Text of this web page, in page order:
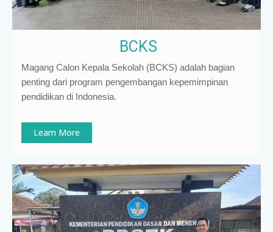
BCKS
Magang Calon Kepala Sekolah (BCKS) adalah bagian
penting dari program pengembangan kepemimpinan
pendidikan di Indonesia.
Learn More